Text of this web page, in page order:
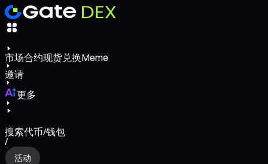
市场合约现货兑换Meme
邀请
更多
搜索代币/钱包
/
活动